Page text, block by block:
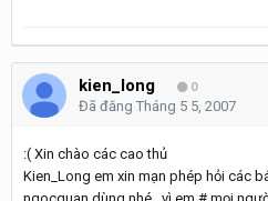
kien_long 0
Đã đăng Tháng 5 5, 2007
:( Xin chào các cao thủ
Kien_Long em xin mạn phép hỏi các